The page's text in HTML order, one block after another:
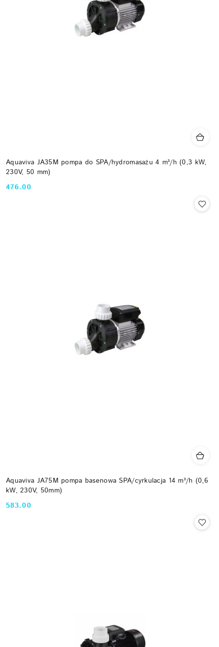
Aquaviva JA35M pompa do SPA/hydromasażu 4 m³/h (0,3 kW,
230V, 50 mm)
Cena:
476.00
Aquaviva JA75M pompa basenowa SPA/cyrkulacja 14 m³/h (0,6
kW, 230V, 50mm)
Cena:
583.00